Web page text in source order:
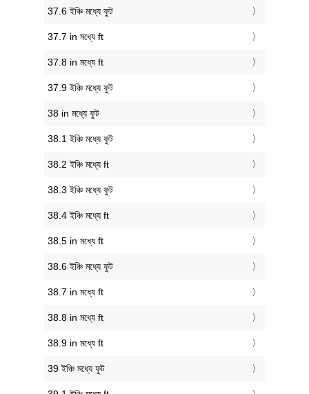
37.6 ইঞ্চি মধ্যে ফুট
37.7 in মধ্যে ft
37.8 in মধ্যে ft
37.9 ইঞ্চি মধ্যে ফুট
38 in মধ্যে ফুট
38.1 ইঞ্চি মধ্যে ফুট
38.2 ইঞ্চি মধ্যে ft
38.3 ইঞ্চি মধ্যে ফুট
38.4 ইঞ্চি মধ্যে ft
38.5 in মধ্যে ft
38.6 ইঞ্চি মধ্যে ফুট
38.7 in মধ্যে ft
38.8 in মধ্যে ft
38.9 in মধ্যে ft
39 ইঞ্চি মধ্যে ফুট